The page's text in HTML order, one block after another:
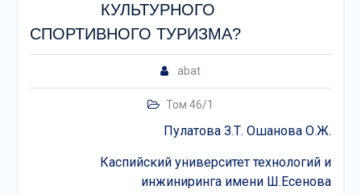
КУЛЬТУРНОГО
СПОРТИВНОГО ТУРИЗМА?
abat
Том 46/1
Пулатова З.Т. Ошанова О.Ж.
Каспийский университет технологий и
инжиниринга имени Ш.Есенова